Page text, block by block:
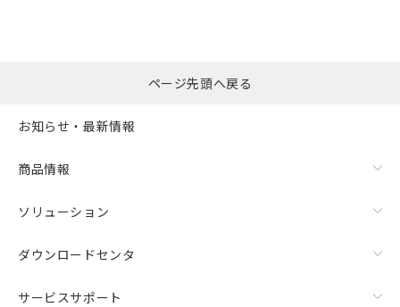
ページ先頭へ戻る
お知らせ・最新情報
商品情報
ソリューション
ダウンロードセンタ
サービスサポート